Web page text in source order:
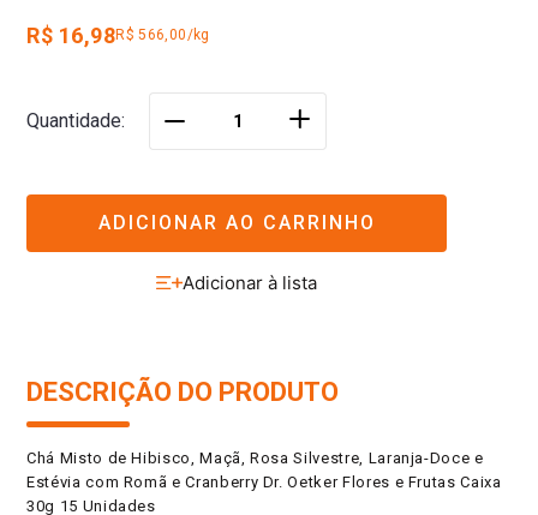
R$ 16,98R$ 566,00/kg
Quantidade ＋
ADICIONAR AO CARRINHO
DESCRIÇÃO DO PRODUTO
Chá Misto de Hibisco, Maçã, Rosa Silvestre, Laranja-Doce e
Estévia com Romã e Cranberry Dr. Oetker Flores e Frutas Caixa
30g 15 Unidades